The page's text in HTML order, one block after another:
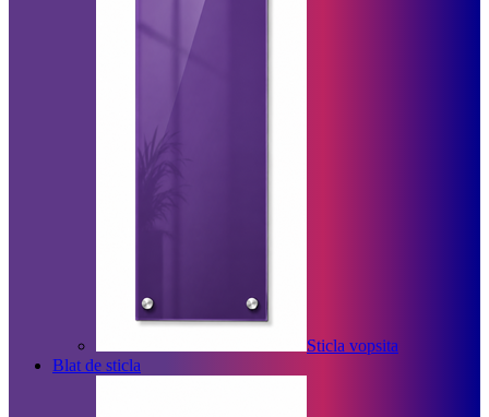
Sticla vopsita
Blat de sticla